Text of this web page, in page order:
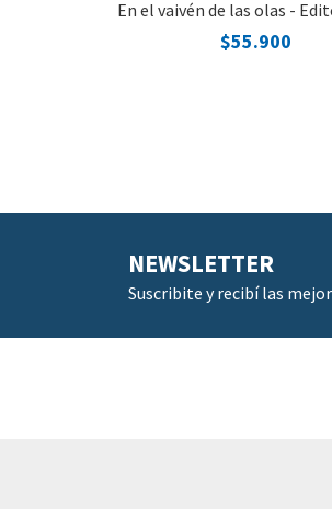
En el vaivén de las olas -
$55.900
NEWSLETTER
Suscribite y recibí las